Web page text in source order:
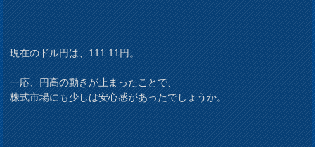
現在のドル円は、111.11円。
一応、円高の動きが止まったことで、
株式市場にも少しは安心感があったでしょうか。